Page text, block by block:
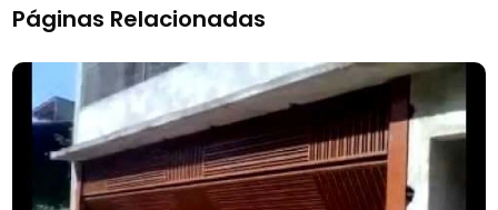
Páginas Relacionadas